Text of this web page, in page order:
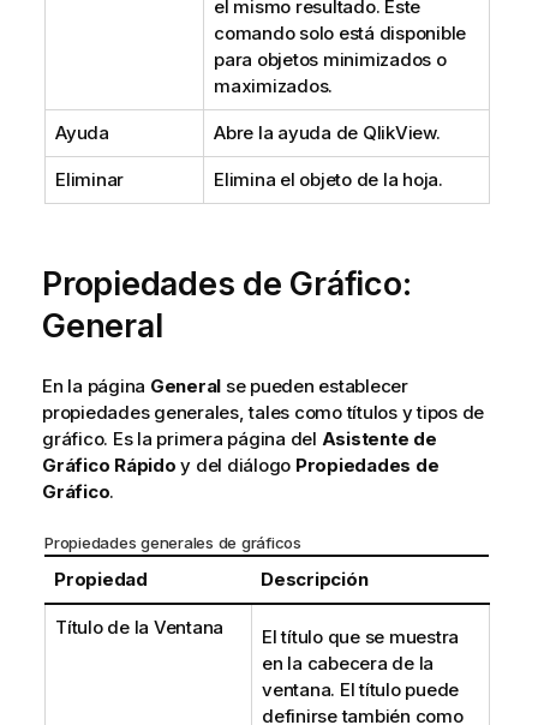
el mismo resultado. Este
comando solo está disponible
para objetos minimizados o
maximizados.
Ayuda Abre la ayuda de QlikView.
Eliminar Elimina el objeto de la hoja.
Propiedades de Gráfico:
General
En la página General se pueden establecer
propiedades generales, tales como títulos y tipos de
gráfico. Es la primera página del Asistente de
Gráfico Rápido y del diálogo Propiedades de
Gráfico.
Propiedades generales de gráficos
Propiedad Descripción
Título de la Ventana
El título que se muestra
en la cabecera de la
ventana. El título puede
definirse también como